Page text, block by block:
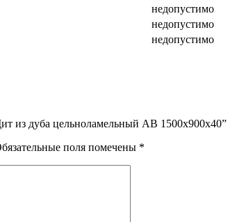
недопустимо
недопустимо
недопустимо
из дуба цельноламельный АВ 1500х900х40”
поля помечены *